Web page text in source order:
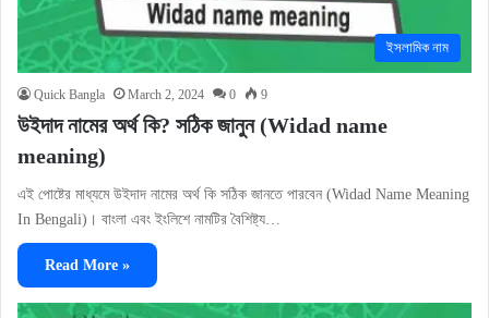
ইসলামিক নাম
Quick Bangla March 2, 2024 0 9
উইদাদ নামের অর্থ কি? সঠিক জানুন (Widad name
meaning)
এই পোষ্টের মাধ্যমে উইদাদ নামের অর্থ কি সঠিক জানতে পারবেন (Widad Name Meaning
In Bengali)। বাংলা এবং ইংলিশে নামটির বৈশিষ্ট্য…
Read More »